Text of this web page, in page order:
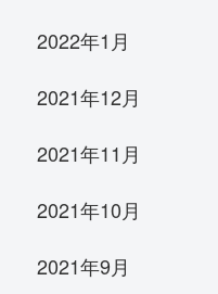
2022年1月
2021年12月
2021年11月
2021年10月
2021年9月